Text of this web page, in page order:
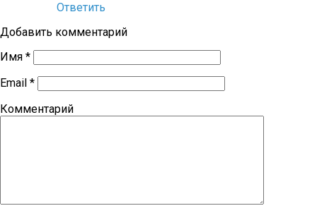
Ответить
Добавить комментарий
Имя *
Email *
Комментарий